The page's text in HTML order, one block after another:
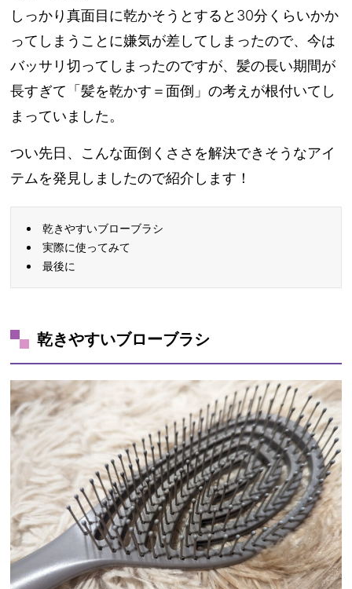
しっかり真面目に乾かそうとすると30分くらいかか
ってしまうことに嫌気が差してしまったので、今は
バッサリ切ってしまったのですが、髪の長い期間が
長すぎて「髪を乾かす＝面倒」の考えが根付いてし
まっていました。
つい先日、こんな面倒くささを解決できそうなアイ
テムを発見しましたので紹介します！
乾きやすいブローブラシ
実際に使ってみて
最後に
乾きやすいブローブラシ